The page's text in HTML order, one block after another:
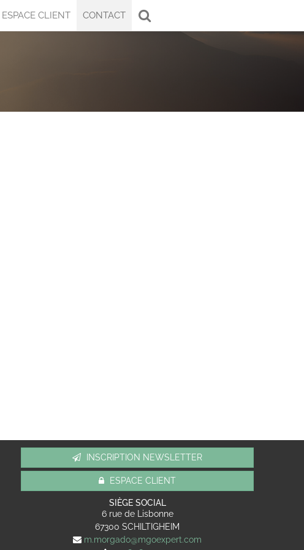
ESPACE CLIENT CONTACT
INSCRIPTION NEWSLETTER
ESPACE CLIENT
SIÈGE SOCIAL
6 rue de Lisbonne
67300 SCHILTIGHEIM
m.morgado@mgoexpert.com